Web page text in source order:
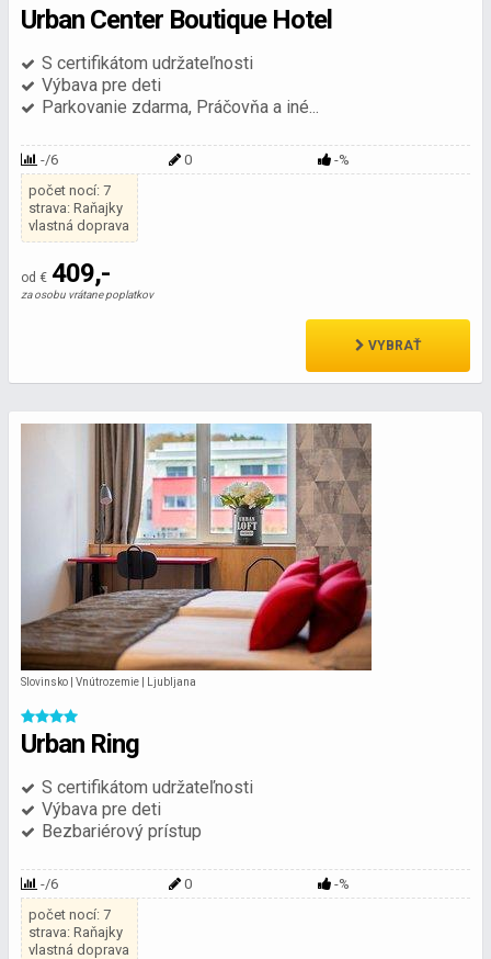
Urban Center Boutique Hotel
S certifikátom udržateľnosti
Výbava pre deti
Parkovanie zdarma, Práčovňa a iné...
-/6 0
-%
počet nocí: 7
strava: Raňajky
vlastná doprava
od € 409,-
za osobu vrátane poplatkov
VYBRAŤ
Slovinsko | Vnútrozemie | Ljubljana
Urban Ring
S certifikátom udržateľnosti
Výbava pre deti
Bezbariérový prístup
-/6 0
-%
počet nocí: 7
strava: Raňajky
vlastná doprava